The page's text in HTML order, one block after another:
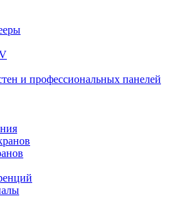
и профессиональных панелей